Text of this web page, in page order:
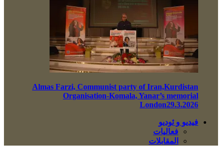
Almas Farzi, Communist party of Iran,Kurdistan
Organisation-Komala, Yanar’s memorial
London29.3.2026
فيديو و ئوديو
فعاليات
المقابلات